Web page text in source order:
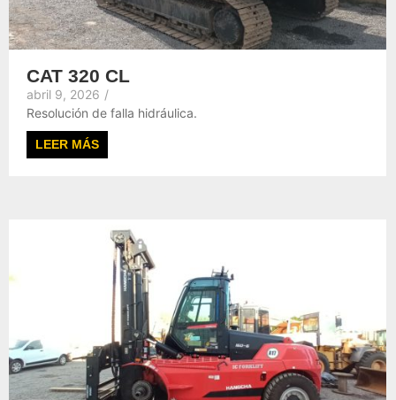
CAT 320 CL
abril 9, 2026 /
Resolución de falla hidráulica.
LEER MÁS